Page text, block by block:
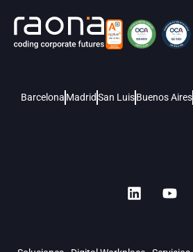
Barcelona MadridSan LuisBuenos Aires